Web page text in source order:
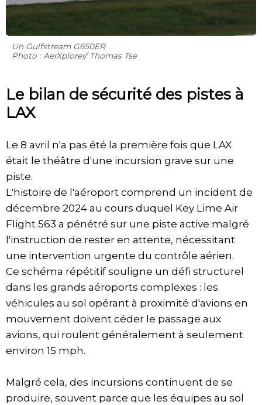
Un Gulfstream G650ER
Photo : AerXplorer/ Thomas Tse
Le bilan de sécurité des pistes à
LAX
Le 8 avril n'a pas été la première fois que LAX
était le théâtre d'une incursion grave sur une
piste.
L'histoire de l'aéroport comprend un incident de
décembre 2024 au cours duquel Key Lime Air
Flight 563 a pénétré sur une piste active malgré
l'instruction de rester en attente, nécessitant
une intervention urgente du contrôle aérien.
Ce schéma répétitif souligne un défi structurel
dans les grands aéroports complexes : les
véhicules au sol opérant à proximité d'avions en
mouvement doivent céder le passage aux
avions, qui roulent généralement à seulement
environ 15 mph.
Malgré cela, des incursions continuent de se
produire, souvent parce que les équipes au sol